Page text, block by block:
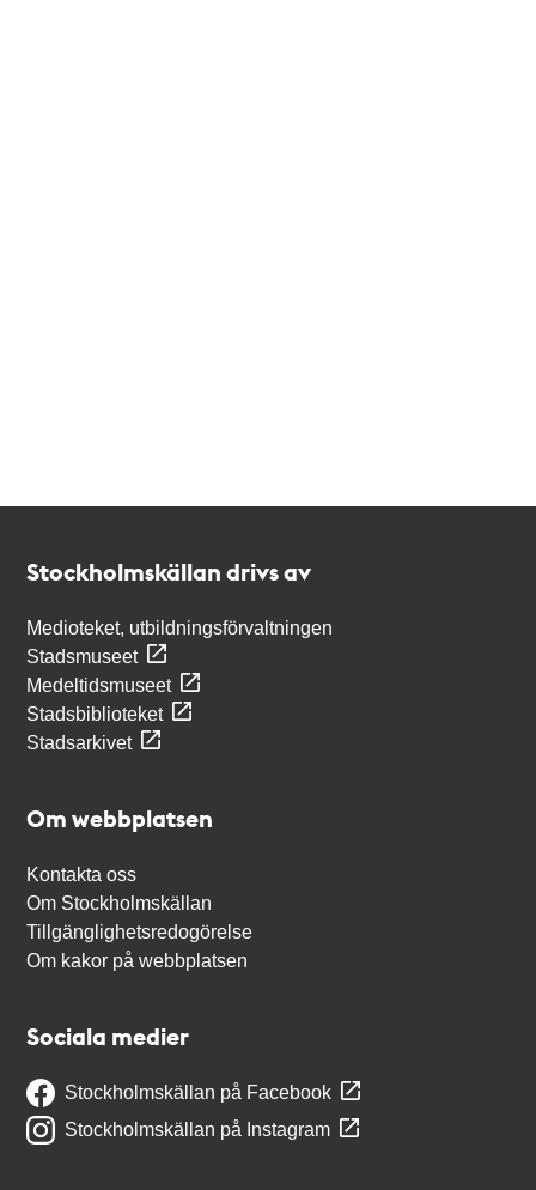
Stockholmskällan drivs av
Medioteket, utbildningsförvaltningen
Stadsmuseet
Medeltidsmuseet
Stadsbiblioteket
Stadsarkivet
Om webbplatsen
Kontakta oss
Om Stockholmskällan
Tillgänglighetsredogörelse
Om kakor på webbplatsen
Sociala medier
Stockholmskällan på Facebook
Stockholmskällan på Instagram